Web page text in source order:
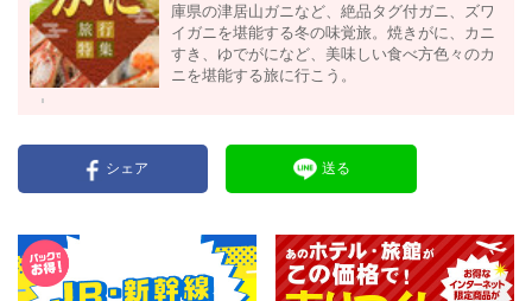
庫県の津居山ガニなど、絶品タグ付ガニ、ズワ
イガニを堪能する冬の味覚旅。焼きがに、カニ
すき、ゆでがになど、美味しい食べ方色々のカ
ニを堪能する旅に行こう。
シェア 送る